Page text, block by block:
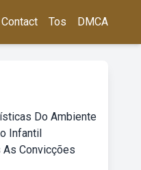
Contact Tos DMCA
Do Ambiente
Infantil
Convicções